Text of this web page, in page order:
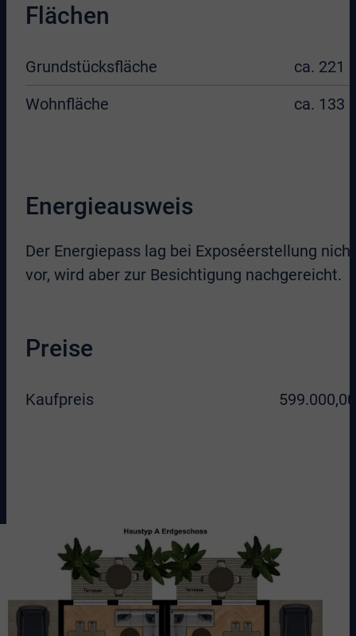
Flächen
Grundstücksfläche
ca. 221
Wohnfläche
ca. 133
Energieausweis
Der Energiepass lag bei Exposéerstellung nicht
vor, wird aber zur Besichtigung nachgereicht.
Preise
Kaufpreis